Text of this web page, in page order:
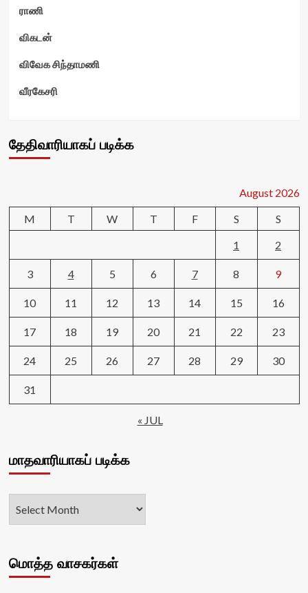
ராணி
விகடன்
விவேக சிந்தாமணி
வீரகேசரி
தேதிவாரியாகப் படிக்க
August 2026
M
T W T F S
S
1
2
3 4 5 6 7 8 9
10 11 12 13 14 15 16
17 18 19 20 21 22 23
24 25 26 27 28 29 30
31
« JUL
மாதவாரியாகப் படிக்க
மொத்த வாசகர்கள்